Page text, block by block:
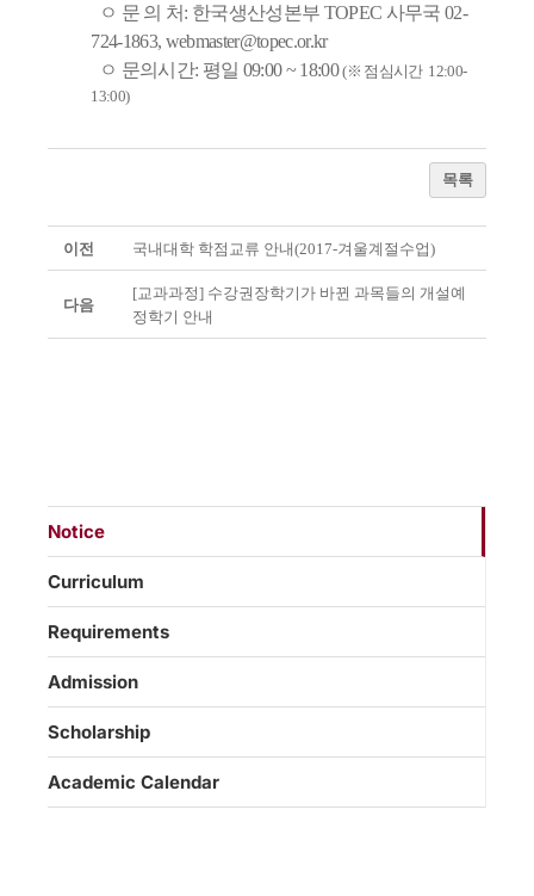
ㅇ 문 의 처: 한국생산성본부 TOPEC 사무국02-
724-1863, webmaster@topec.or.kr
ㅇ 문의시간: 평일 09:00 ~ 18:00(※ 점심시간 12:00-
13:00)
목록
이전 국내대학 학점교류 안내(2017-겨울계절수업)
다음
[교과과정] 수강권장학기가 바뀐 과목들의 개설예
정학기 안내
Notice
Curriculum
Requirements
Admission
Scholarship
Academic Calendar